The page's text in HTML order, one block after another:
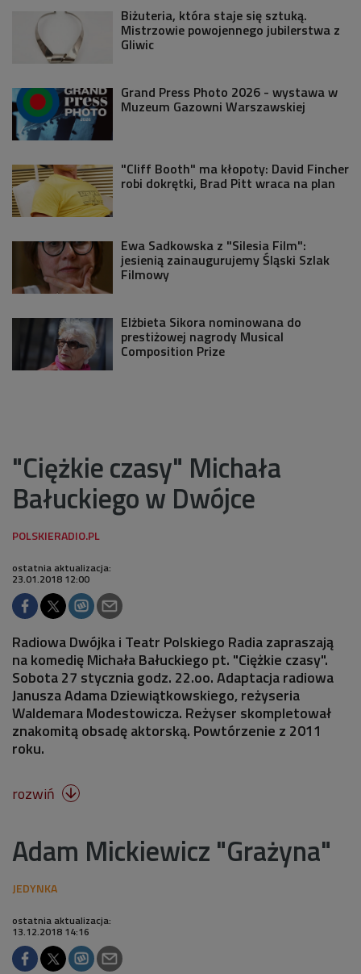
Biżuteria, która staje się sztuką.
Mistrzowie powojennego jubilerstwa z
Gliwic
Grand Press Photo 2026 - wystawa w
Muzeum Gazowni Warszawskiej
"Cliff Booth" ma kłopoty: David Fincher
robi dokrętki, Brad Pitt wraca na plan
Ewa Sadkowska z "Silesia Film":
jesienią zainaugurujemy Śląski Szlak
Filmowy
Elżbieta Sikora nominowana do
prestiżowej nagrody Musical
Composition Prize
"Ciężkie czasy" Michała
Bałuckiego w Dwójce
ostatnia aktualizacja:
23.01.2018 12:00
Radiowa Dwójka i Teatr Polskiego Radia zapraszają
na komedię Michała Bałuckiego pt. "Ciężkie czasy".
Sobota 27 stycznia godz. 22.oo. Adaptacja radiowa
Janusza Adama Dziewiątkowskiego, reżyseria
Waldemara Modestowicza. Reżyser skompletował
znakomitą obsadę aktorską. Powtórzenie z 2011
roku.
rozwiń 
Adam Mickiewicz "Grażyna"
ostatnia aktualizacja:
13.12.2018 14:16